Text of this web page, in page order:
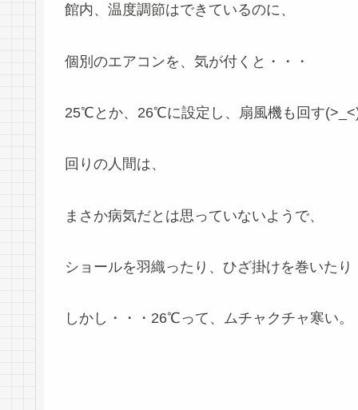
館内、温度調節はできているのに、
個別のエアコンを、気が付くと・・・
25℃とか、26℃に設定し、扇風機も回す
回りの人間は、
まさか病気だとは思っていないようで、
ショールを羽織ったり、ひざ掛けを巻いたり
しかし・・・26℃って、ムチャクチャ寒い。